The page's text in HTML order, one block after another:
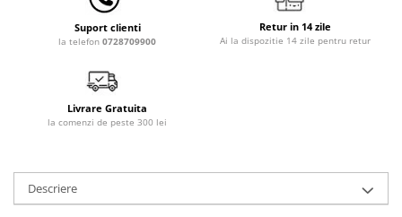
Suport clienti
la telefon 0728709900
Retur in 14 zile
Ai la dispozitie 14 zile pentru retur
Livrare Gratuita
la comenzi de peste 300 lei
Descriere